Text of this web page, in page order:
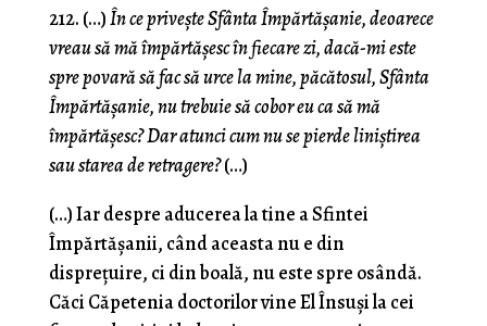
212. (…)În ce priveşte Sfânta Împărtăşanie, deoarece
vreau să mă împărtăşesc în fiecare zi, dacă-mi este
spre povară să fac să urce la mine, păcătosul, Sfânta
Împărtăşanie, nu trebuie să cobor eu ca să mă
împărtăşesc? Dar atunci cum nu se pierde liniştirea
sau starea de retragere?(…)
(…) Iar despre aducerea la tine a Sfintei
Împărtăşanii, când aceasta nu e din
dispreţuire, ci din boală, nu este spre osândă.
Căci Căpetenia doctorilor vine El Însuşi la cei